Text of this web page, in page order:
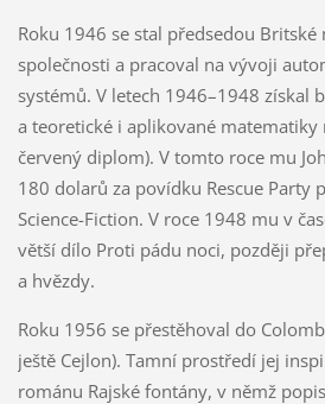
Roku 1946 se stal předsedou
společnosti a pracoval na vývoji
systémů. V letech 1946–1948 získal
a teoretické i aplikované matematiky
červený diplom). V tomto roce mu
180 dolarů za povídku Rescue Party
Science-Fiction. V roce 1948 mu v
větší dílo Proti pádu noci, později
a hvězdy.
Roku 1956 se přestěhoval do
ještě Cejlon). Tamní prostředí jej
románu Rajské fontány, v němž